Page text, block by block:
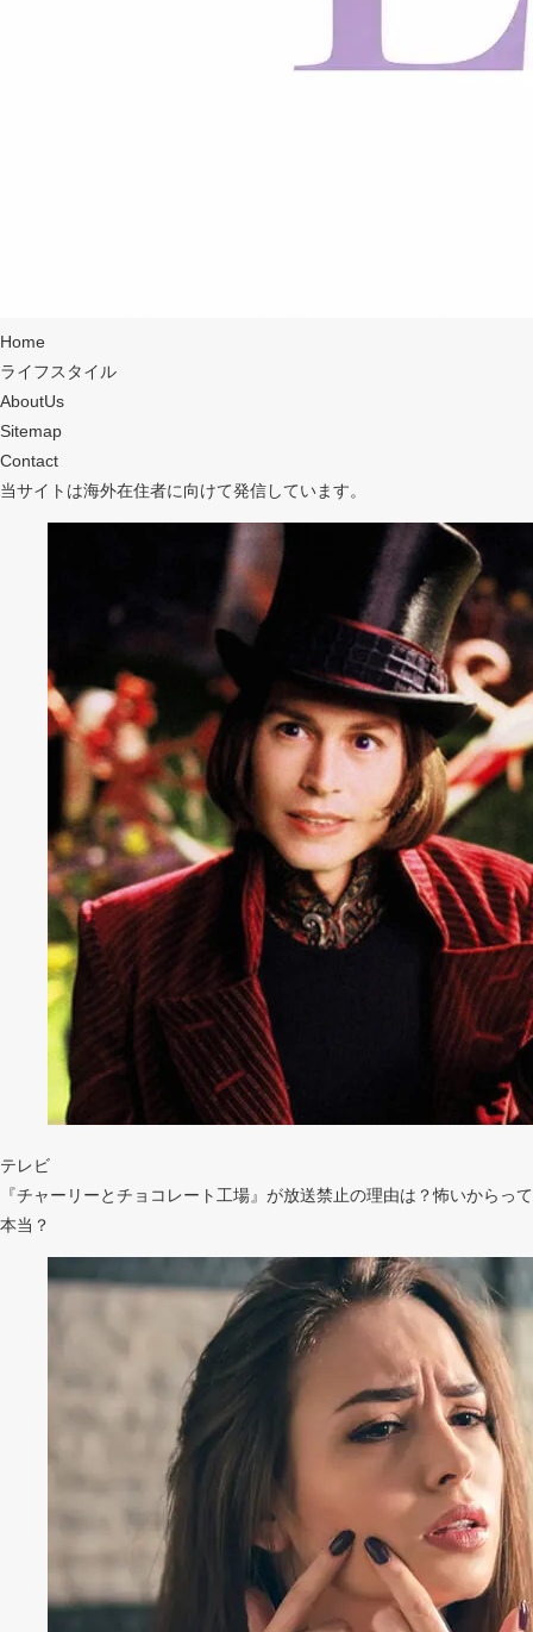
ライフスタイル
AboutUs
Sitemap
Contact
Home
ライフスタイル
AboutUs
Sitemap
Contact
当サイトは海外在住者に向けて発信しています。
テレビ
『チャーリーとチョコレート工場』が放送禁止の理由は？怖いからって
本当？